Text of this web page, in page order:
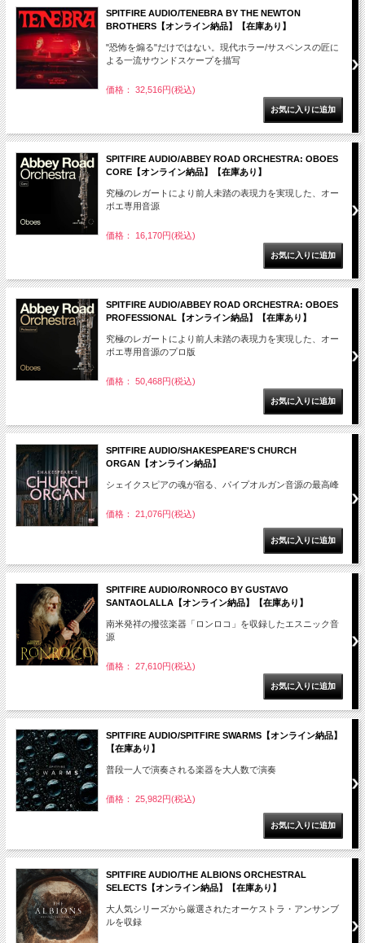
SPITFIRE AUDIO/TENEBRA BY THE NEWTON
BROTHERS【オンライン納品】【在庫あり】
"恐怖を煽る"だけではない。現代ホラー/サスペンスの匠に
よる一流サウンドスケープを描写
価格： 32,516円(税込)
SPITFIRE AUDIO/ABBEY ROAD ORCHESTRA: OBOES
CORE【オンライン納品】【在庫あり】
究極のレガートにより前人未踏の表現力を実現した、オー
ボエ専用音源
価格： 16,170円(税込)
SPITFIRE AUDIO/ABBEY ROAD ORCHESTRA: OBOES
PROFESSIONAL【オンライン納品】【在庫あり】
究極のレガートにより前人未踏の表現力を実現した、オー
ボエ専用音源のプロ版
価格： 50,468円(税込)
SPITFIRE AUDIO/SHAKESPEARE'S CHURCH
ORGAN【オンライン納品】
シェイクスピアの魂が宿る、パイプオルガン音源の最高峰
価格： 21,076円(税込)
SPITFIRE AUDIO/RONROCO BY GUSTAVO
SANTAOLALLA【オンライン納品】【在庫あり】
南米発祥の撥弦楽器「ロンロコ」を収録したエスニック音
源
価格： 27,610円(税込)
SPITFIRE AUDIO/SPITFIRE SWARMS【オンライン納品】
【在庫あり】
普段一人で演奏される楽器を大人数で演奏
価格： 25,982円(税込)
SPITFIRE AUDIO/THE ALBIONS ORCHESTRAL
SELECTS【オンライン納品】【在庫あり】
大人気シリーズから厳選されたオーケストラ・アンサンブ
ルを収録